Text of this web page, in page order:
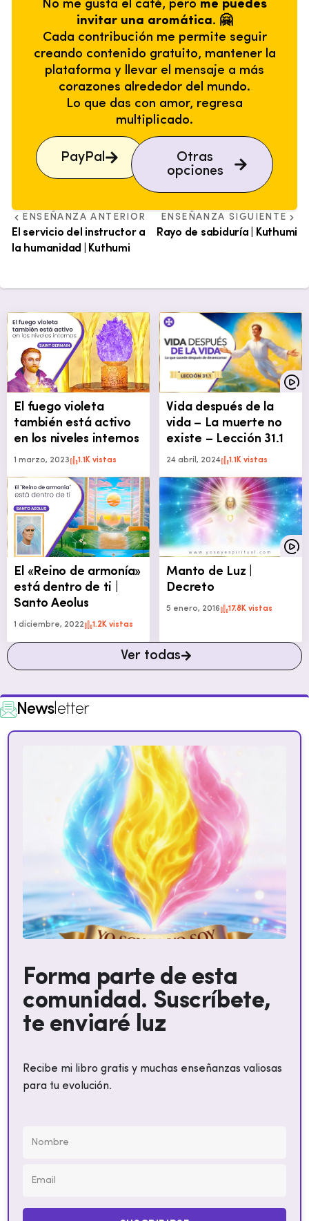
No me gusta el café, pero me puedes
invitar una aromática. 🤗
Cada contribución me permite seguir
creando contenido gratuito, mantener la
plataforma y llevar el mensaje a más
corazones alrededor del mundo.
Lo que das con amor, regresa
multiplicado.
PayPal
Otras
opciones
ENSEÑANZA ANTERIOR
El servicio del instructor a
la humanidad | Kuthumi
ENSEÑANZA SIGUIENTE
Rayo de sabiduría | Kuthumi
El fuego violeta
también está activo
en los niveles internos
1 marzo, 2023 1.1K vistas
Vida después de la
vida – La muerte no
existe – Lección 31.1
24 abril, 2024 1.1K vistas
El «Reino de armonía»
está dentro de ti |
Santo Aeolus
1 diciembre, 2022 1.2K vistas
Manto de Luz |
Decreto
5 enero, 2016 17.8K vistas
Ver todas
Newsletter
Forma parte de esta
comunidad. Suscríbete,
te enviaré luz
Recibe mi libro gratis y muchas enseñanzas valiosas
para tu evolución.